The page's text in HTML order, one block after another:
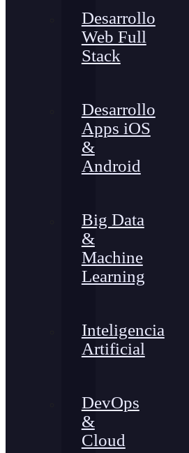
Desarrollo
Web Full
Stack
Desarrollo
Apps iOS
&
Android
Big Data
&
Machine
Learning
Inteligencia
Artificial
DevOps
&
Cloud